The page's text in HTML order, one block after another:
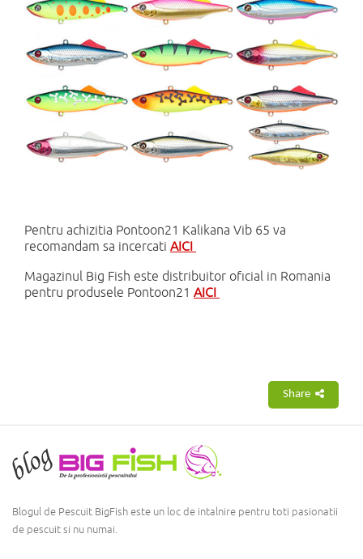
Pentru achizitia Pontoon21 Kalikana Vib 65 va
recomandam sa incercati AICI
Magazinul Big Fish este distribuitor oficial in Romania
pentru produsele Pontoon21 AICI
Share
Blogul de Pescuit BigFish este un loc de intalnire pentru toti pasionatii
de pescuit si nu numai.